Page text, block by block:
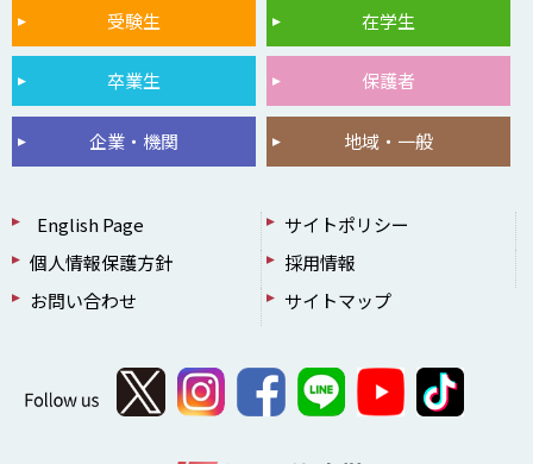
受験生 在学生
卒業生 保護者
企業・機関 地域・一般
English Page
サイトポリシー
個人情報保護方針
採用情報
お問い合わせ
サイトマップ